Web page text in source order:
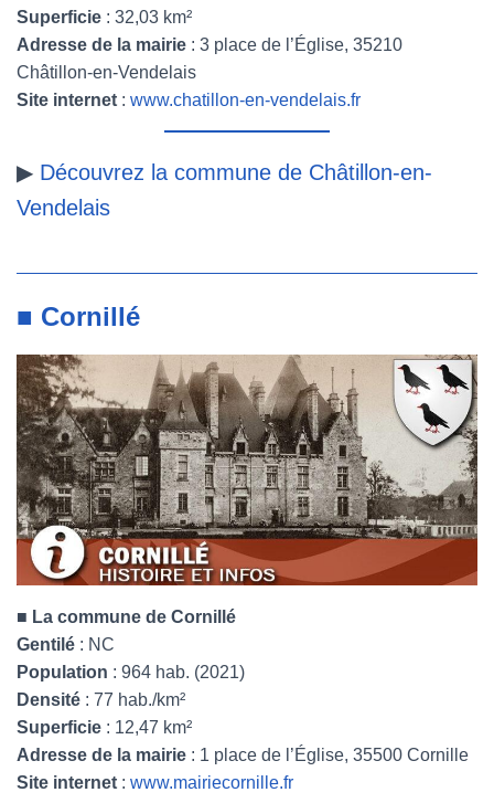
Superficie : 32,03 km²
Adresse de la mairie : 3 place de l’Église, 35210
Châtillon-en-Vendelais
Site internet : www.chatillon-en-vendelais.fr
▶ Découvrez la commune de Châtillon-en-
Vendelais
■ Cornillé
■ La commune de Cornillé
Gentilé : NC
Population : 964 hab. (2021)
Densité : 77 hab./km²
Superficie : 12,47 km²
Adresse de la mairie : 1 place de l’Église, 35500 Cornille
Site internet : www.mairiecornille.fr